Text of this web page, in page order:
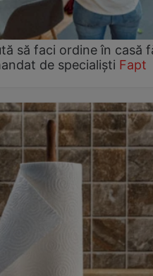
să faci ordine în casă
de specialiști Fapt